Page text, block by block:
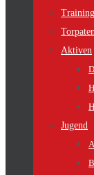
Aktiven
Jugend